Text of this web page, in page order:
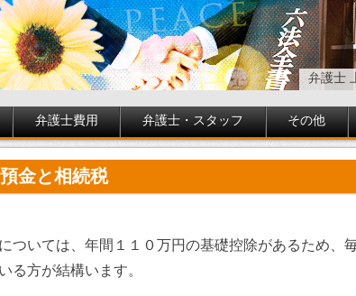
弁護士
弁護士費用 弁護士・スタッフ その他
金と相続税
ついては、年間１１０万円の基礎控除があるため、
る方が結構います。